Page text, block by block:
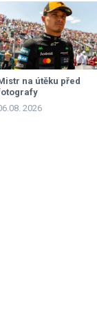
na útěku před
2026